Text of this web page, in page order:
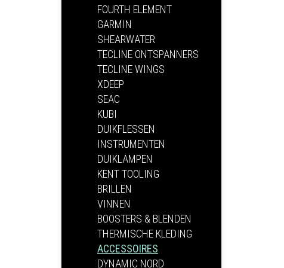
FOURTH ELEMENT
GARMIN
SHEARWATER
TECLINE ONTSPANNERS
TECLINE WINGS
XDEEP
SEAC
KUBI
DUIKFLESSEN
INSTRUMENTEN
DUIKLAMPEN
KENT TOOLING
BRILLEN
VINNEN
BOOSTERS & BLENDEN
THERMISCHE KLEDING
ACCESSOIRES
DYNAMIC NORD